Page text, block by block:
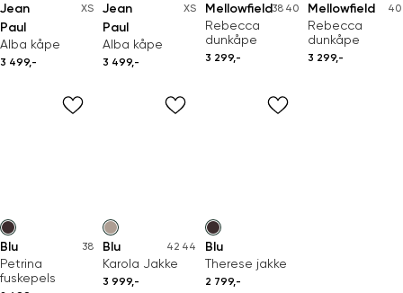
Jean
Paul
XS
Alba kåpe
3 499,-
Jean
Paul
XS
Alba kåpe
3 499,-
Mellowfield38 40
Rebecca
dunkåpe
3 299,-
Mellowfield 40
Rebecca
dunkåpe
3 299,-
Blu 38
Petrina
fuskepels
Blu 42 44
Karola Jakke
3 999,-
Blu
Therese jakke
2 799,-